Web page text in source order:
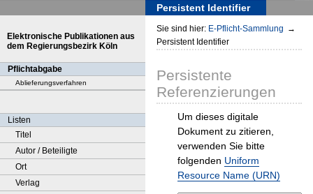
Persistent Identifier
Elektronische Publikationen aus
dem Regierungsbezirk Köln
Pflichtabgabe
Ablieferungsverfahren
Listen
Titel
Autor / Beteiligte
Ort
Verlag
Sie sind hier: E-Pflicht-Sammlung →
Persistent Identifier
Persistente
Referenzierungen
Um dieses digitale
Dokument zu zitieren,
verwenden Sie bitte
folgenden Uniform
Resource Name (URN)